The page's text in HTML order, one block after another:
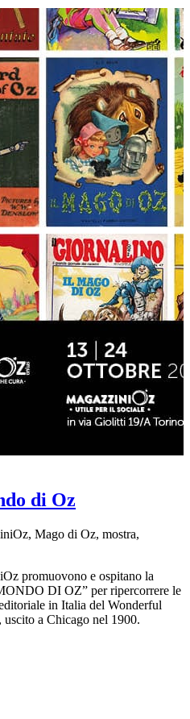
di Oz
Mago di Oz, mostra,
promuovono e ospitano la
DI OZ” per ripercorrere le
in Italia del Wonderful
a Chicago nel 1900.